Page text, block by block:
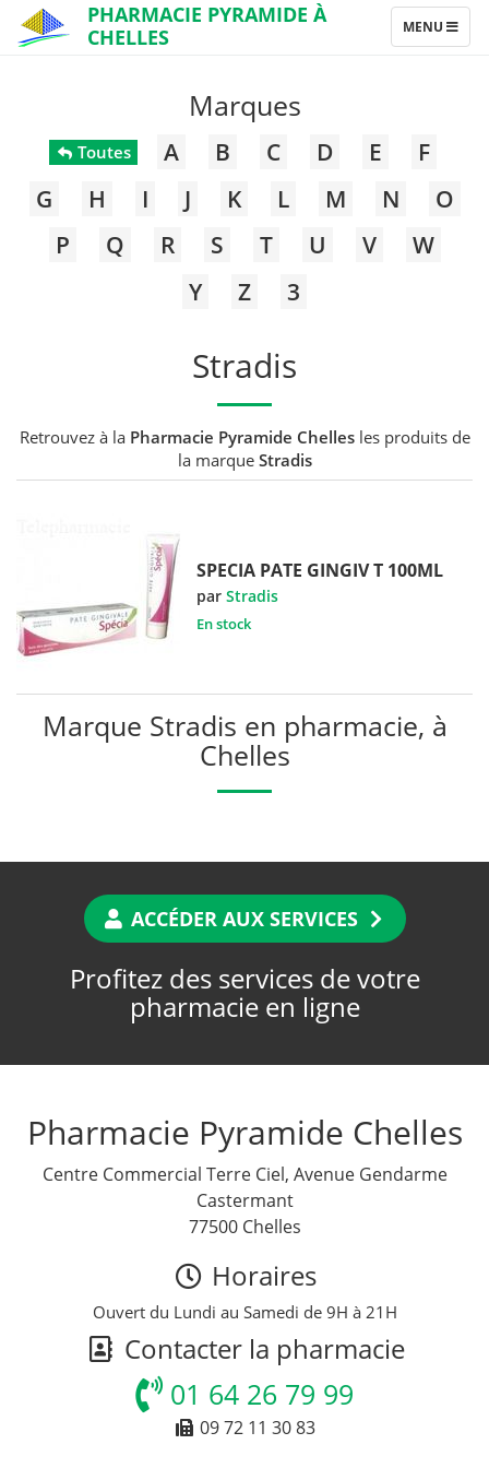
PHARMACIE PYRAMIDE À
CHELLES
TOGGLE
NAVIGATION
MENU
Marques
Toutes A B C D E
F
G
H I J K L M N
O
P
Q R S T U V
W
Y
Z 3
Stradis
Retrouvez à la Pharmacie Pyramide Chellesles produits de
la marque Stradis
SPECIA PATE GINGIV T 100ML
parStradis
En stock
Marque Stradis en pharmacie, à
Chelles
ACCÉDER AUX SERVICES
Profitez des services de votre
pharmacie en ligne
Pharmacie Pyramide Chelles
Centre Commercial Terre Ciel, Avenue Gendarme
Castermant
77500 Chelles
Horaires
Ouvert du Lundi au Samedi de 9H à 21H
Contacter la pharmacie
01 64 26 79 99
09 72 11 30 83